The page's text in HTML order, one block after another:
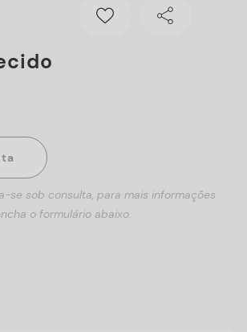
se sob consulta, para mais informações
o formulário abaixo.